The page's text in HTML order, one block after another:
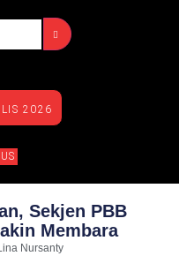
2026
Sekjen PBB
Membara
Nursanty